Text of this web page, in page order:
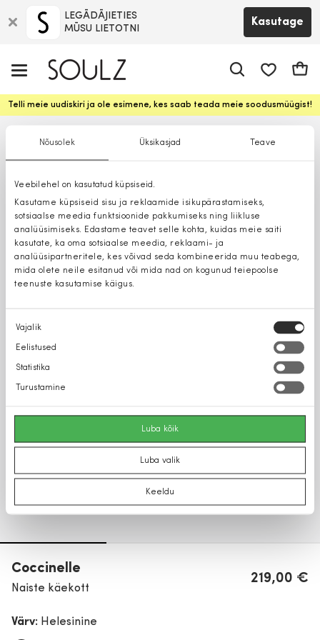
Nõusolek Üksikasjad Teave
Veebilehel on kasutatud küpsiseid.
Kasutame küpsiseid sisu ja reklaamide isikupärastamiseks,
sotsiaalse meedia funktsioonide pakkumiseks ning liikluse
analüüsimiseks. Edastame teavet selle kohta, kuidas meie saiti
kasutate, ka oma sotsiaalse meedia, reklaami- ja
analüüsipartneritele, kes võivad seda kombineerida muu teabega,
mida olete neile esitanud või mida nad on kogunud teiepoolse
teenuste kasutamise käigus.
Nõusoleku
valik
Vajalik
Eelistused
Statistika
Turustamine
Luba kõik
Luba valik
Keeldu
LEGĀDĀJIETIES
MŪSU LIETOTNI
Kasutage
Telli meie uudiskiri ja ole esimene, kes saab teada meie soodusmüügist!
Coccinelle
Naiste käekott
219,00 €
Värv: Helesinine